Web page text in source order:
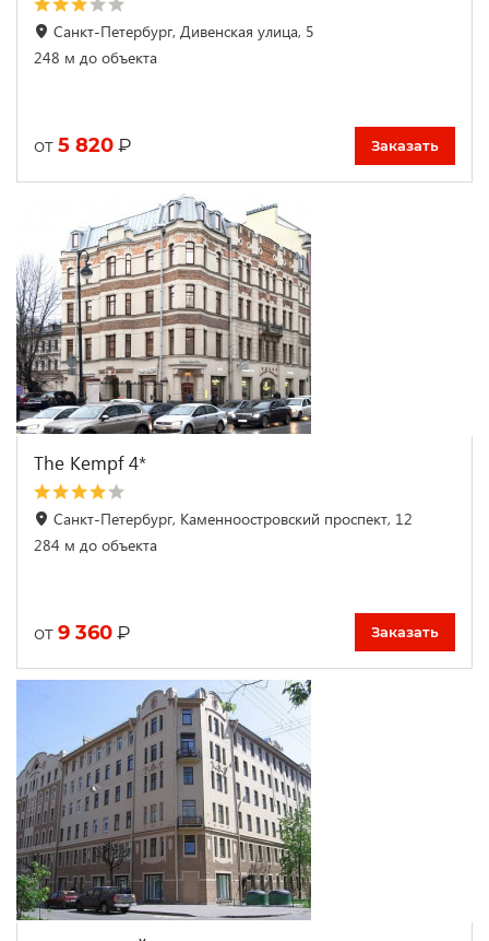
Санкт-Петербург, Дивенская улица, 5
248 м до объекта
от 5 820 ₽ Заказать
The Kempf 4*
Санкт-Петербург, Каменноостровский проспект, 12
284 м до объекта
от 9 360 ₽ Заказать